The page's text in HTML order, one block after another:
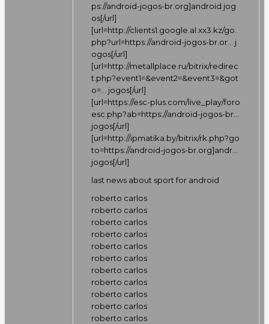
ps://android-jogos-br.org]android jog
os[/url]
[url=http://clients1.google.al.xx3.kz/go.
php?url=https://android-jogos-br.or…
j
ogos[/url]
[url=http://metallplace.ru/bitrix/redirec
t.php?event1=&event2=&event3=&got
o=…
jogos[/url]
[url=https://esc-plus.com/live_play/foro
esc.php?ab=https://android-jogos-br…
jogos[/url]
[url=http://ipmatika.by/bitrix/rk.php?go
to=https://android-jogos-br.org]andr…
jogos[/url]
last news about sport for android
roberto carlos
roberto carlos
roberto carlos
roberto carlos
roberto carlos
roberto carlos
roberto carlos
roberto carlos
roberto carlos
roberto carlos
roberto carlos